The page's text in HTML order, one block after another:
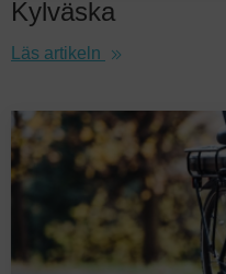
Kylväska
Läs artikeln